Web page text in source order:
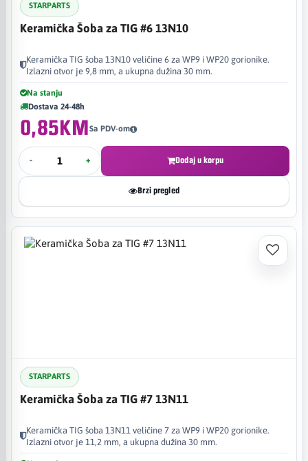
STARPARTS
Keramička Šoba za TIG #6 13N10
Keramička TIG šoba 13N10 veličine 6 za WP9 i WP20 gorionike.
Izlazni otvor je 9,8 mm, a ukupna dužina 30 mm.
Na stanju
Dostava 24-48h
0,85KMSa PDV-om
- + Dodaj u korpu
Brzi pregled
STARPARTS
Keramička Šoba za TIG #7 13N11
Keramička TIG šoba 13N11 veličine 7 za WP9 i WP20 gorionike.
Izlazni otvor je 11,2 mm, a ukupna dužina 30 mm.